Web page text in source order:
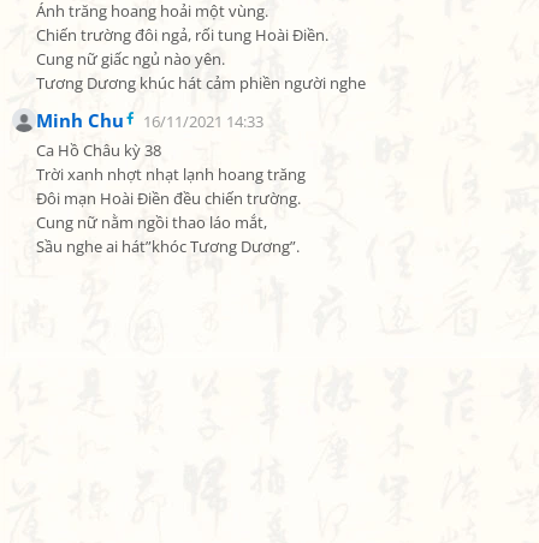
Ánh trăng hoang hoải một vùng.
Chiến trường đôi ngả, rối tung Hoài Điền.
Cung nữ giấc ngủ nào yên.
Tương Dương khúc hát cảm phiền người nghe
Minh Chu
16/11/2021 14:33
Ca Hồ Châu kỳ 38
Trời xanh nhợt nhạt lạnh hoang trăng
Đôi mạn Hoài Điền đều chiến trường.
Cung nữ nằm ngồi thao láo mắt,
Sầu nghe ai hát”khóc Tương Dương”.